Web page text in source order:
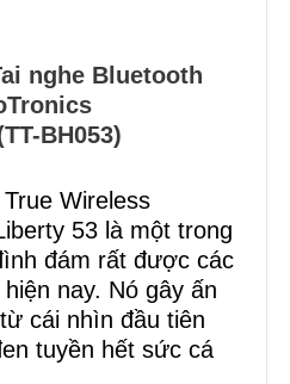
nghe Bluetooth
BH053)
Wireless
53 là một trong
đám rất được các
nay. Nó gây ấn
cái nhìn đầu tiên
tuyền hết sức cá